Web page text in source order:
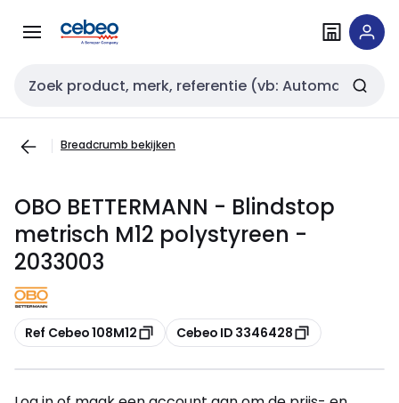
naar
naar
Zoekveld invoer
Breadcrumb bekijken
OBO BETTERMANN - Blindstop
metrisch M12 polystyreen -
2033003
Kopiëren
Ref Cebeo 108M12 Kopiëren
Cebeo ID 3346428